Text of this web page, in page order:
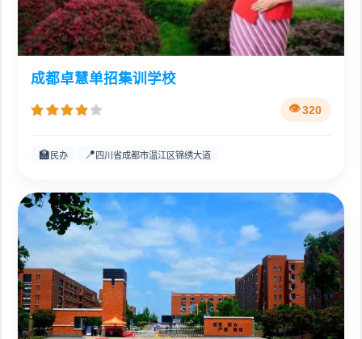
成都卓慧单招集训学校
320
🏫 民办 📍 四川省成都市温江区锦绣大道